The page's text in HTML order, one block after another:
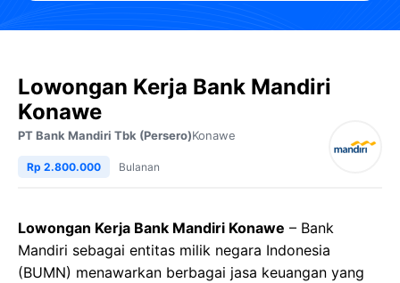
Lowongan Kerja Bank Mandiri
Konawe
PT Bank Mandiri Tbk (Persero)Konawe
Rp 2.800.000 Bulanan
Lowongan Kerja Bank Mandiri Konawe – Bank
Mandiri sebagai entitas milik negara Indonesia
(BUMN) menawarkan berbagai jasa keuangan yang